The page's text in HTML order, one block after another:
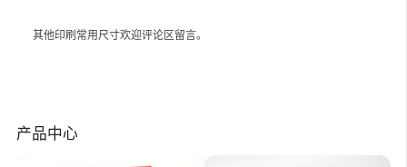
其他印刷常用尺寸欢迎评论区留言。
产品中心